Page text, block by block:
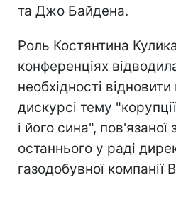
та Джо Байдена.
Роль Костянтина
конференціях
необхідності
дискурсі тему
і його сина", пов'язаної
останнього у раді
газодобувної компанії